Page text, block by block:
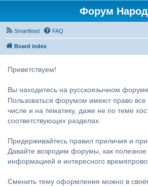
Форум Народ
Smartfeed FAQ
Board index
Приветствуем!
Вы находитесь на русскоязычном форуме
Пользоваться форумом имеют право
числе и на тематику, даже не по теме
соответствующих разделах.
Придерживайтесь правил приличия и
Давайте возродим форумы, как
информацией и интересного
Сменить тему оформления можно в